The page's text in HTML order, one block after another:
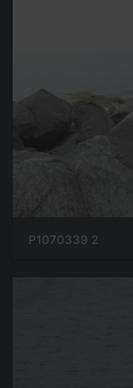
P1070339 2